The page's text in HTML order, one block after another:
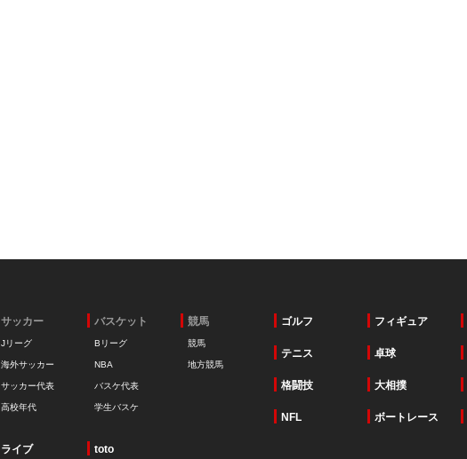
サッカー
Jリーグ
海外サッカー
サッカー代表
高校年代
バスケット
Bリーグ
NBA
バスケ代表
学生バスケ
競馬
競馬
地方競馬
ゴルフ フィギュア
テニス 卓球
格闘技 大相撲
NFL ボートレース
ライブ toto